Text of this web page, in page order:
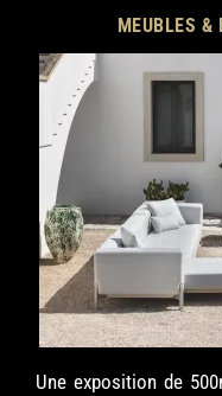
MEUBLES &
Une exposition de